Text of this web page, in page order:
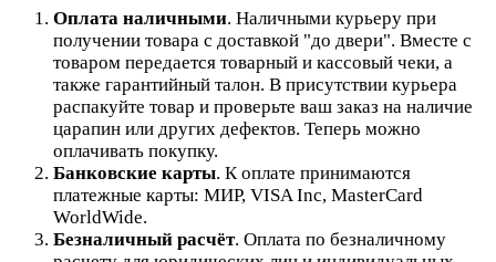
Оплата наличными. Наличными курьеру при
получении товара с доставкой "до двери". Вместе с
товаром передается товарный и кассовый чеки, а
также гарантийный талон. В присутствии курьера
распакуйте товар и проверьте ваш заказ на наличие
царапин или других дефектов. Теперь можно
оплачивать покупку.
Банковские карты. К оплате принимаются
платежные карты: МИР, VISA Inc, MasterCard
WorldWide.
Безналичный расчёт. Оплата по безналичному